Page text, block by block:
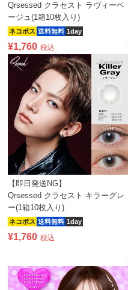
Qrsessed クラセスト ラヴィーベ
ージュ(1箱10枚入り)
ネコポス 送料無料 1day
¥1,760 税込
【即日発送NG】
Qrsessed クラセスト キラーグレ
ー(1箱10枚入り)
ネコポス 送料無料 1day
¥1,760 税込